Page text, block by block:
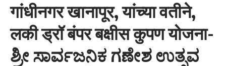
गांधीनगर खानापूर, यांच्या वतीने,
लकी ड्रॉ बंपर बक्षीस कुपण योजना-
ಶ್ರೀ ಸಾರ್ವಜನಿಕ ಗಣೇಶ ಉತ್ಸವ